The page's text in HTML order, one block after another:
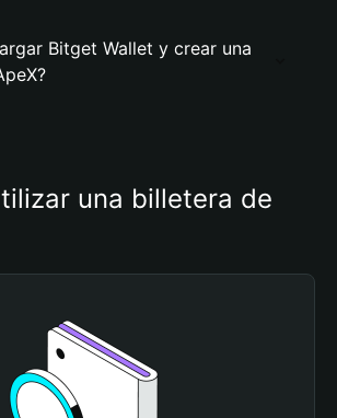
Bitget Wallet y crear una
una billetera de